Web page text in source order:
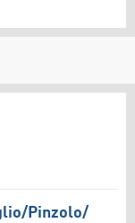
​Pinzolo/​